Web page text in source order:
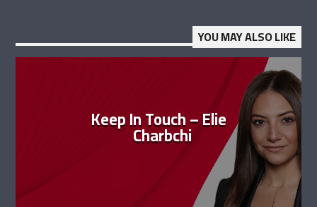
YOU MAY ALSO LIKE
Keep In Touch – Elie
Charbchi